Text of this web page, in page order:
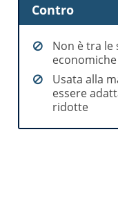
Contro
Non è tra le
Usata alla
essere
ridotte